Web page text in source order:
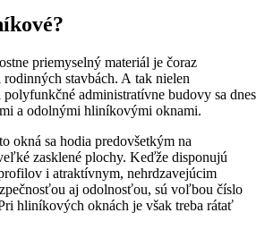
priemyselný materiál je čoraz
stavbách. A tak nielen
administratívne budovy sa dnes
a odolnými hliníkovými oknami.
okná sa hodia predovšetkým na
zasklené plochy. Keďže disponujú
i atraktívnym, nehrdzavejúcim
aj odolnosťou, sú voľbou číslo
hliníkových oknách je však treba rátať